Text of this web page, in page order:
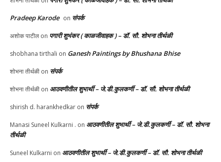
Pradeep Karode on संपर्क
अशोक पाटील on पगारी शुभंकर ( काळजीवाहक ) – डॉ. सौ. शोभना तीर्थळी
shobhana tirthali on Ganesh Paintings by Bhushana Bhise
शोभना तीर्थळी on संपर्क
शोभना तीर्थळी on आठवणीतील शुभार्थी – जे.डी.कुलकर्णी – डॉ. सौ. शोभना तीर्थळी
shirish d. harankhedkar on संपर्क
Manasi Suneel Kulkarni . on आठवणीतील शुभार्थी – जे.डी.कुलकर्णी – डॉ. सौ. शोभना
तीर्थळी
Suneel Kulkarni on आठवणीतील शुभार्थी – जे.डी.कुलकर्णी – डॉ. सौ. शोभना तीर्थळी